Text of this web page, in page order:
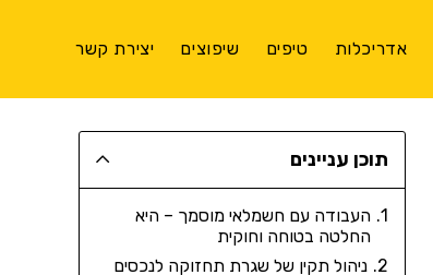
אדריכלות טיפים שיפוצים יצירת קשר
תוכן עניינים
העבודה עם חשמלאי מוסמך – היא
החלטה בטוחה וחוקית
ניהול תקין של שגרת תחזוקה לנכסים